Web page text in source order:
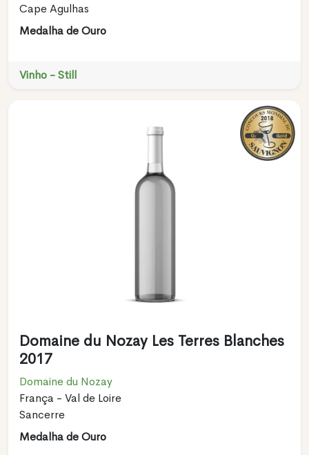
Cape Agulhas
Medalha de Ouro
Vinho - Still
Domaine du Nozay Les Terres Blanches
2017
Domaine du Nozay
França - Val de Loire
Sancerre
Medalha de Ouro